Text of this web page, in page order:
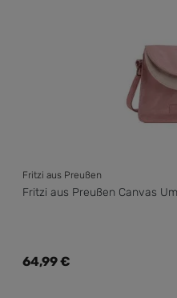
Fritzi aus Preußen
Fritzi aus Preußen Canvas
Regulärer Preis:
64,99 €